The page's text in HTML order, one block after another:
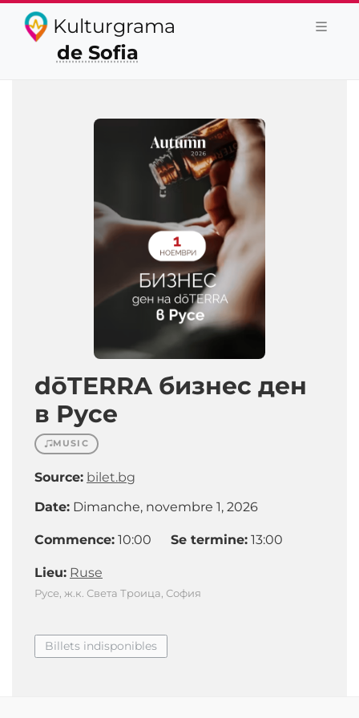
Kulturgrama
de Sofia
dōTERRA бизнес ден
в Русе
MUSIC
Source: bilet.bg
Date: Dimanche, novembre 1, 2026
Commence: 10:00 Se termine: 13:00
Lieu: Ruse
Русе, ж.к. Света Троица, София
Billets indisponibles